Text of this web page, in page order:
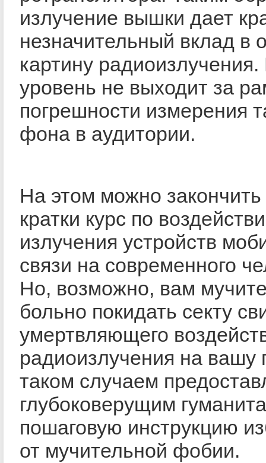
излучение вышки дает
незначительный вклад в
картину
уровень не выходит за
погрешности измерения
фона в аудитории.
На этом можно
кратки курс по
излучения устройств
связи на современного
Но, возможно, вам
больно покидать секту
умертвляющего
радиоизлучения на вашу
таком случаем
глубоковерущим
пошаговую инструкцию
от мучительной фобии.